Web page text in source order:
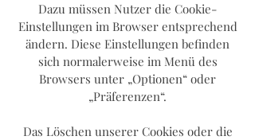
Dazu müssen Nutzer die Cookie-
Einstellungen im Browser entsprechend
ändern. Diese Einstellungen befinden
sich normalerweise im Menü des
Browsers unter „Optionen“ oder
„Präferenzen“.
Das Löschen unserer Cookies oder die